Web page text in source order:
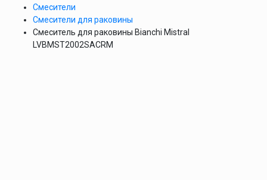
Смесители
Смесители для раковины
Смеситель для раковины Bianchi Mistral
LVBMST2002SACRM